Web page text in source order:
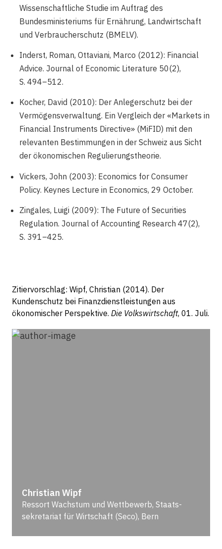
Wissenschaftliche Studie im Auftrag des
Bundesministeriums für Ernährung, Landwirtschaft
und Verbraucherschutz (BMELV).
Inderst, Roman, Ottaviani, Marco (2012): Financial
Advice. Journal of Economic Literature 50(2),
S. 494–512.
Kocher, David (2010): Der Anlegerschutz bei der
Vermögensverwaltung. Ein Vergleich der «Markets in
Financial Instruments Directive» (MiFID) mit den
relevanten Bestimmungen in der Schweiz aus Sicht
der ökonomischen Regulierungstheorie.
Vickers, John (2003): Economics for Consumer
Policy. Keynes Lecture in Economics, 29 October.
Zingales, Luigi (2009): The Future of Securities
Regulation. Journal of Accounting Research 47(2),
S. 391–425.
Zitiervorschlag: Wipf, Christian (2014). Der
Kundenschutz bei Finanzdienstleistungen aus
ökonomischer Perspektive. Die Volkswirtschaft, 01. Juli.
Christian Wipf
Ressort Wachstum und Wettbewerb, Staats­
sekretariat für Wirtschaft (Seco), Bern